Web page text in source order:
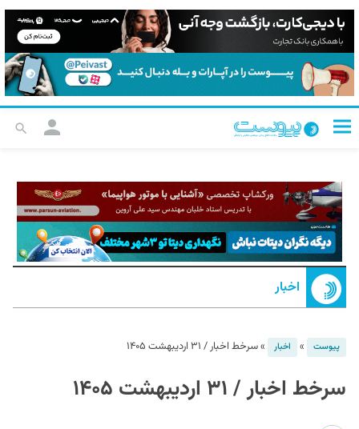
اخبار
پیوست » اخبار »سرخط اخبار / ۳۱ اردیبهشت ۱۴۰۵
سرخط اخبار / ۳۱ اردیبهشت ۱۴۰۵